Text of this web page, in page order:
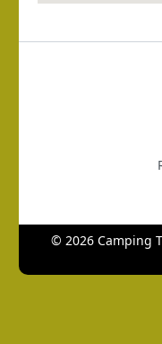
© 2026 Camping